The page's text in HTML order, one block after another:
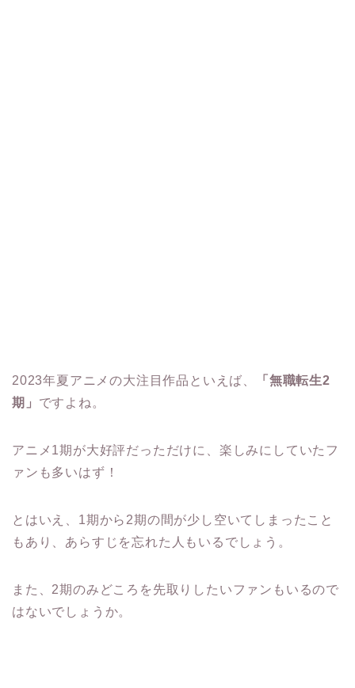
2023年夏アニメの大注目作品といえば、
「無職転生2
期」 ですよね。
アニメ1期が大好評だっただけに、楽しみにしていたフ
ァンも多いはず！
とはいえ、1期から2期の間が少し空いてしまったこと
もあり、あらすじを忘れた人もいるでしょう。
また、2期のみどころを先取りしたいファンもいるので
はないでしょうか。